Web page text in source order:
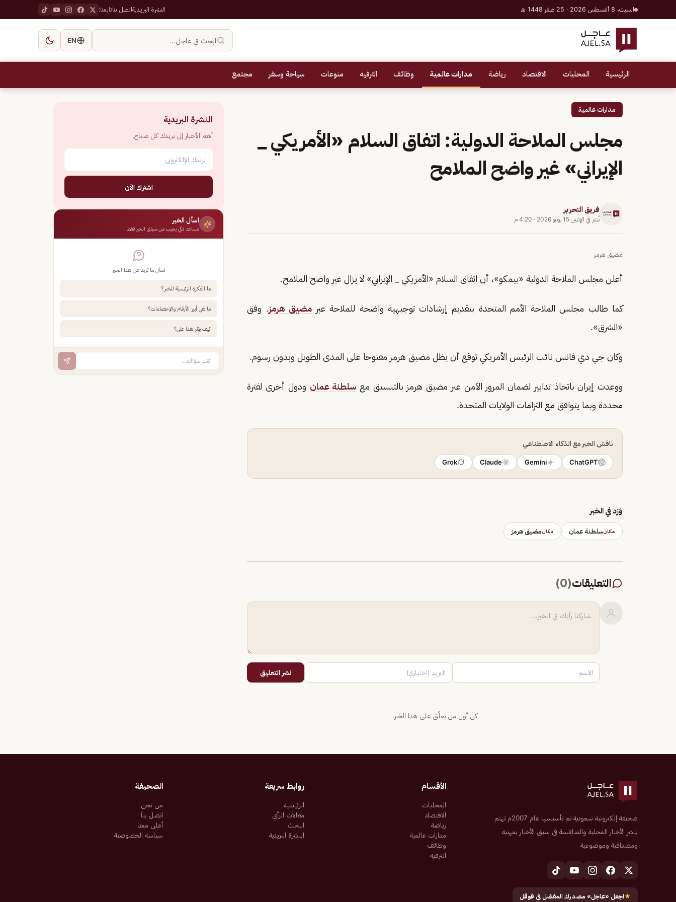
السبت، 8 أغسطس 2026 · 25 صفر 1448 هـ النشرة البريديةاتصل بناتابعنا:
ابحث في عاجل… EN
الرئيسية المحليات الاقتصاد رياضة مدارات عالمية وظائف الترفيه منوعات سياحة وسفر مجتمع
مدارات عالمية
مجلس الملاحة الدولية: اتفاق السلام «الأمريكي _
الإيراني» غير واضح الملامح
فريق التحرير
نُشر في الإثنين 15 يونيو 2026 · 4:20 م
مضيق هرمز
أعلن مجلس الملاحة الدولية «بيمكو»، أن اتفاق السلام «الأمريكي _ الإيراني» لا يزال غير واضح الملامح.
كما طالب مجلس الملاحة الأمم المتحدة بتقديم إرشادات توجيهية واضحة للملاحة عبرمضيق هرمز. وفق
«الشرق».
وكان جي دي فانس نائب الرئيس الأمريكي توقع أن يظل مضيق هرمز مفتوحا على المدى الطويل وبدون رسوم.
ووعدت إيران باتخاذ تدابير لضمان المرور الآمن عبر مضيق هرمز بالتنسيق مع سلطنة عمان ودول أخرى لفترة
محددة وبما يتوافق مع التزامات الولايات المتحدة.
ناقش الخبر مع الذكاء الاصطناعي
ChatGPT
Gemini
Claude
Grok
وَرَد في الخبر
مكانسلطنة عمان مكانمضيق هرمز
التعليقات(
0
)
نشر التعليق
كن أول من يعلّق على هذا الخبر.
النشرة البريدية
أهم الأخبار إلى بريدك كل صباح.
اشترك الآن
اسأل الخبر
مساعد ذكي يجيب من سياق الخبر فقط
اسأل ما تريد عن هذا الخبر
ما الفكرة الرئيسية للخبر؟
ما هي أبرز الأرقام والإحصاءات؟
كيف يؤثر هذا علي؟
صحيفة إلكترونية سعودية تم تأسيسها عام 2007م تهتم
بنشر الأخبار المحلية والمنافسة في سبق الأخبار بمهنية
ومصداقية وموضوعية
★اجعل «عاجل» مصدرك المفضل في قوقل
الأقسام
المحليات
الاقتصاد
رياضة
مدارات عالمية
وظائف
الترفيه
روابط سريعة
الرئيسية
مقالات الرأي
البحث
النشرة البريدية
الصحيفة
من نحن
اتصل بنا
أعلن معنا
سياسة الخصوصية